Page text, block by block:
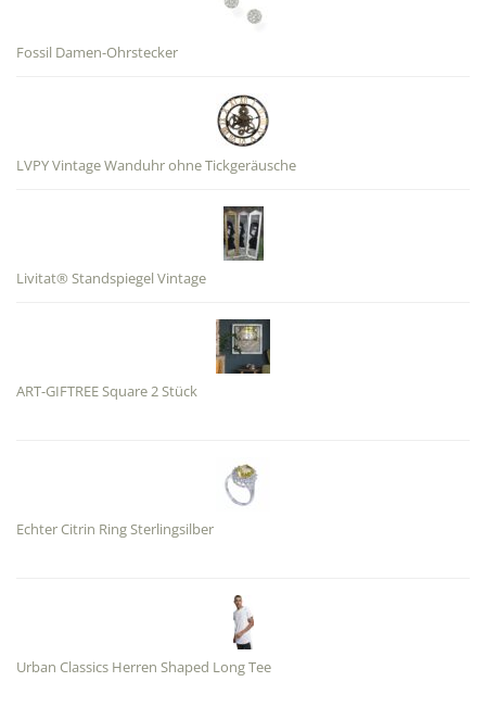
Fossil Damen-Ohrstecker
LVPY Vintage Wanduhr ohne Tickgeräusche
Livitat® Standspiegel Vintage
ART-GIFTREE Square 2 Stück
Echter Citrin Ring Sterlingsilber
Urban Classics Herren Shaped Long Tee